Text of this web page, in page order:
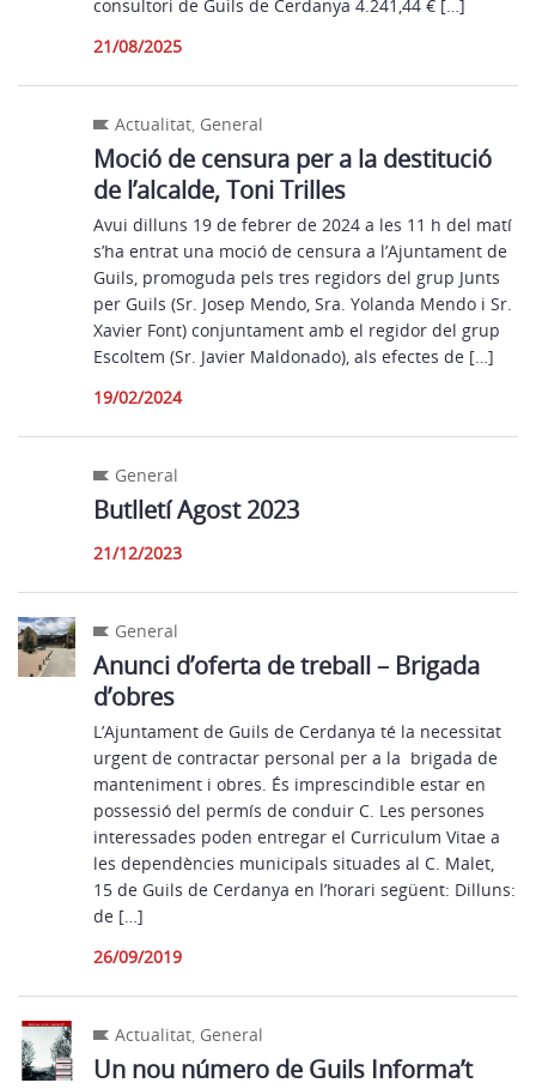
consultori de Guils de Cerdanya 4.241,44 € […]
21/08/2025
Actualitat, General
Moció de censura per a la destitució
de l’alcalde, Toni Trilles
Avui dilluns 19 de febrer de 2024 a les 11 h del matí
s’ha entrat una moció de censura a l’Ajuntament de
Guils, promoguda pels tres regidors del grup Junts
per Guils (Sr. Josep Mendo, Sra. Yolanda Mendo i Sr.
Xavier Font) conjuntament amb el regidor del grup
Escoltem (Sr. Javier Maldonado), als efectes de […]
19/02/2024
General
Butlletí Agost 2023
21/12/2023
General
Anunci d’oferta de treball – Brigada
d’obres
L’Ajuntament de Guils de Cerdanya té la necessitat
urgent de contractar personal per a la brigada de
manteniment i obres. És imprescindible estar en
possessió del permís de conduir C. Les persones
interessades poden entregar el Curriculum Vitae a
les dependències municipals situades al C. Malet,
15 de Guils de Cerdanya en l’horari següent: Dilluns:
de […]
26/09/2019
Actualitat, General
Un nou número de Guils Informa’t